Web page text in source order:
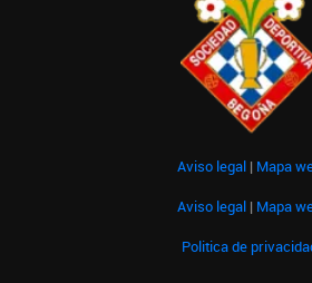
Aviso legal | Mapa
Aviso legal | Mapa
Politica de